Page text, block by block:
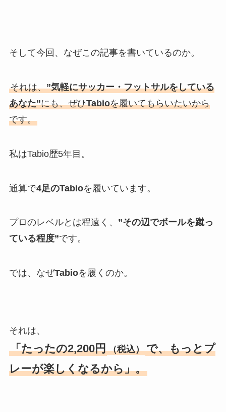
そして今回、なぜこの記事を書いているのか。
それは、”気軽にサッカー・フットサルをしている
あなた”にも、ぜひTabioを履いてもらいたいから
です。
私はTabio歴5年目。
通算で4足のTabioを履いています。
プロのレベルとは程遠く、 ”その辺でボールを蹴っ
ている程度”です。
では、なぜTabioを履くのか。
それは、
「たったの2,200円 （税込） で、もっとプ
レーが楽しくなるから」。